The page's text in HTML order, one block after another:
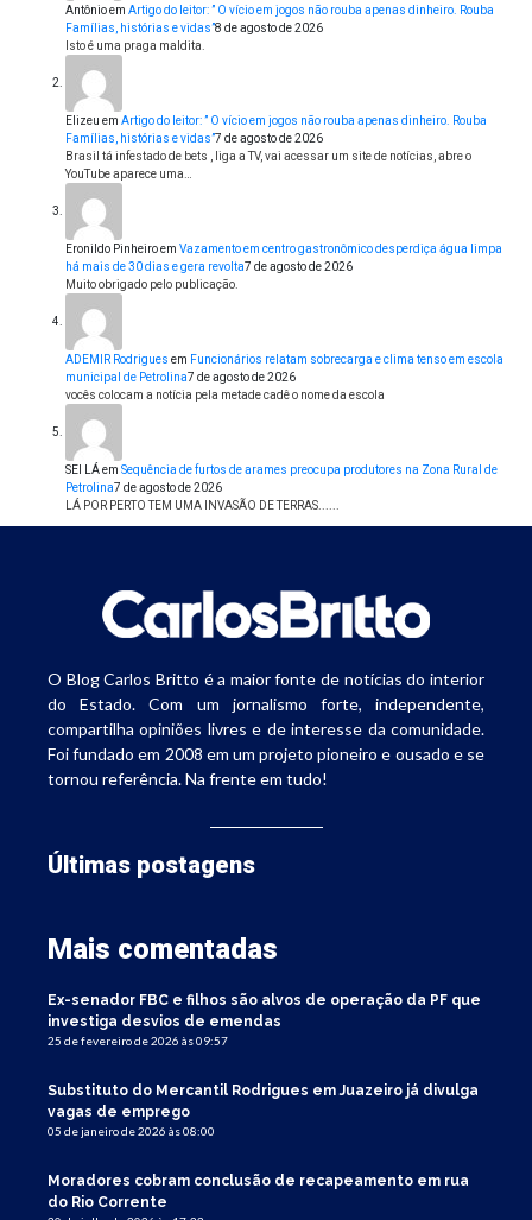
Antônioem Artigo do leitor: ” O vício em jogos não rouba apenas dinheiro. Rouba
Famílias, histórias e vidas”8 de agosto de 2026
Isto é uma praga maldita.
Elizeu em Artigo do leitor: ” O vício em jogos não rouba apenas dinheiro. Rouba
Famílias, histórias e vidas”7 de agosto de 2026
Brasil tá infestado de bets , liga a TV, vai acessar um site de notícias, abre o
YouTube aparece uma…
Eronildo Pinheiroem Vazamento em centro gastronômico desperdiça água limpa
há mais de 30 dias e gera revolta7 de agosto de 2026
Muito obrigado pelo publicação.
ADEMIR Rodrigues em Funcionários relatam sobrecarga e clima tenso em escola
municipal de Petrolina7 de agosto de 2026
vocês colocam a notícia pela metade cadê o nome da escola
SEI LÁem Sequência de furtos de arames preocupa produtores na Zona Rural de
Petrolina7 de agosto de 2026
LÁ POR PERTO TEM UMA INVASÃO DE TERRAS......
O Blog Carlos Britto é a maior fonte de notícias do interior
do Estado. Com um jornalismo forte, independente,
compartilha opiniões livres e de interesse da comunidade.
Foi fundado em 2008 em um projeto pioneiro e ousado e se
tornou referência. Na frente em tudo!
Últimas postagens
Mais comentadas
Ex-senador FBC e filhos são alvos de operação da PF que
investiga desvios de emendas
25 de fevereiro de 2026 às 09:57
Substituto do Mercantil Rodrigues em Juazeiro já divulga
vagas de emprego
05 de janeiro de 2026 às 08:00
Moradores cobram conclusão de recapeamento em rua
do Rio Corrente